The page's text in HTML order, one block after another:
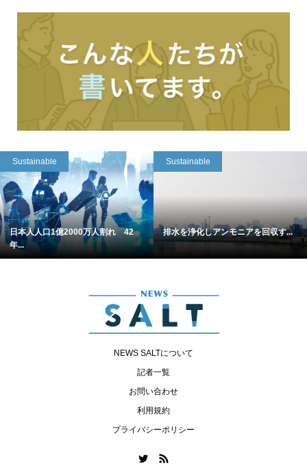
Sustainable
日本人人口1億2000万人割れ 42
年...
Sustainable
排水を浄化しアンモニアを回収す...
NEWS SALTについて
記者一覧
お問い合わせ
利用規約
プライバシーポリシー